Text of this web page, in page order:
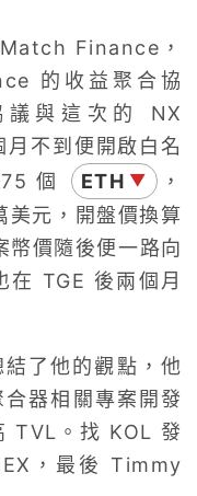
Finance，
的收益聚合協
議與這次的 NX
不到便開啟白名
個
ETH ▼
，
元，開盤價換算
價隨後便一路向
在 TGE 後兩個月
了他的觀點，他
器相關專案開發
TVL。找 KOL 發
，最後 Timmy